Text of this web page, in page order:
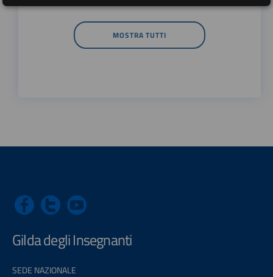
MOSTRA TUTTI
Gilda degli Insegnanti
SEDE NAZIONALE